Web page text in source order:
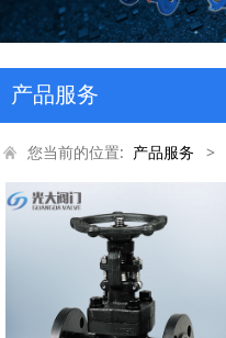
产品服务
您当前的位置: 产品服务 >